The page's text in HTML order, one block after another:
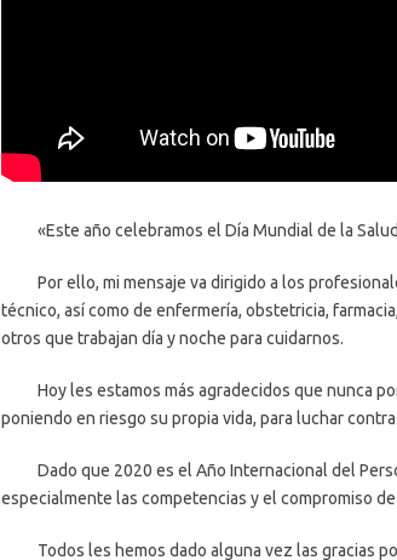
«Este año celebramos el Día Mundial de la
Por ello, mi mensaje va dirigido a los
técnico, así como de enfermería, obstetricia,
otros que trabajan día y noche para cuidarnos.
Hoy les estamos más agradecidos que nunca
poniendo en riesgo su propia vida, para luchar
Dado que 2020 es el Año Internacional del
especialmente las competencias y el compromiso
Todos les hemos dado alguna vez las gracias